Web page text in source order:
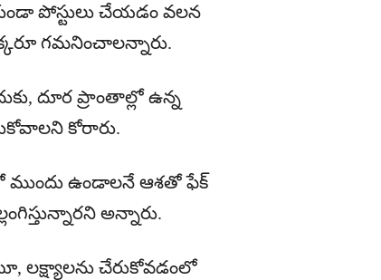
పోస్టులు చేయడం వలన
గమనించాలన్నారు.
దూర ప్రాంతాల్లో ఉన్న
కోరారు.
ఉండాలనే ఆశతో ఫేక్
అన్నారు.
లక్ష్యాలను చేరుకోవడంలో